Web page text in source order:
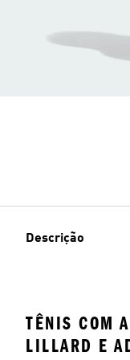
Descrição
TÊNIS COM
LILLARD E